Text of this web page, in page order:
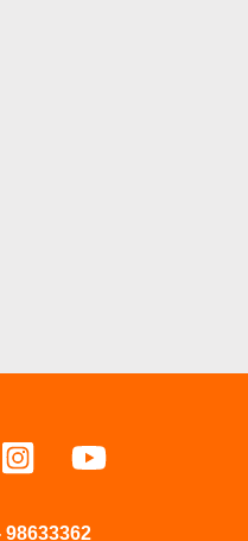
98633362